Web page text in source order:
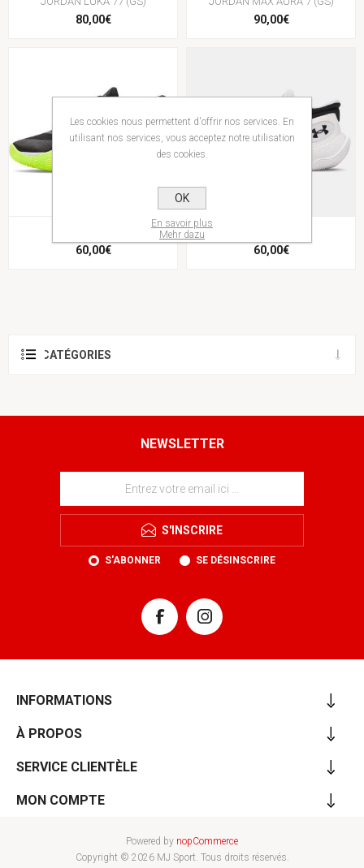
80,00€ 90,00€
60,00€ 60,00€
CATÉGORIES
NEWSLETTER
S'INSCRIRE
S'ABONNER SE DÉSINSCRIRE
INFORMATIONS
À PROPOS
SERVICE CLIENTÈLE
MON COMPTE
Powered by nopCommerce
Copyright © 2026 MJ Sport. Tous droits réservés.
Les cookies nous permettent d'offrir nos services. En
utilisant nos services, vous acceptez notre utilisation
des cookies.
OK
En savoir plus
Mehr dazu